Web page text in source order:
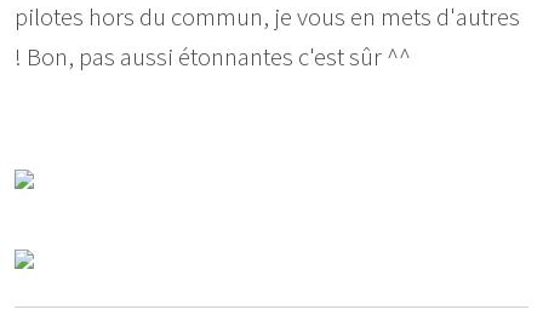
pilotes hors du commun, je vous en mets d'autres
! Bon, pas aussi étonnantes c'est sûr ^^